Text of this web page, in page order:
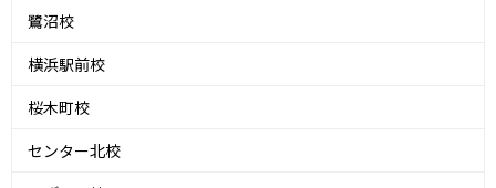
鷺沼校
横浜駅前校
桜木町校
センター北校